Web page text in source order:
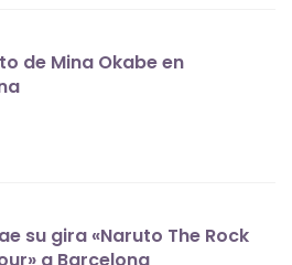
de Mina Okabe en
su gira «Naruto The Rock